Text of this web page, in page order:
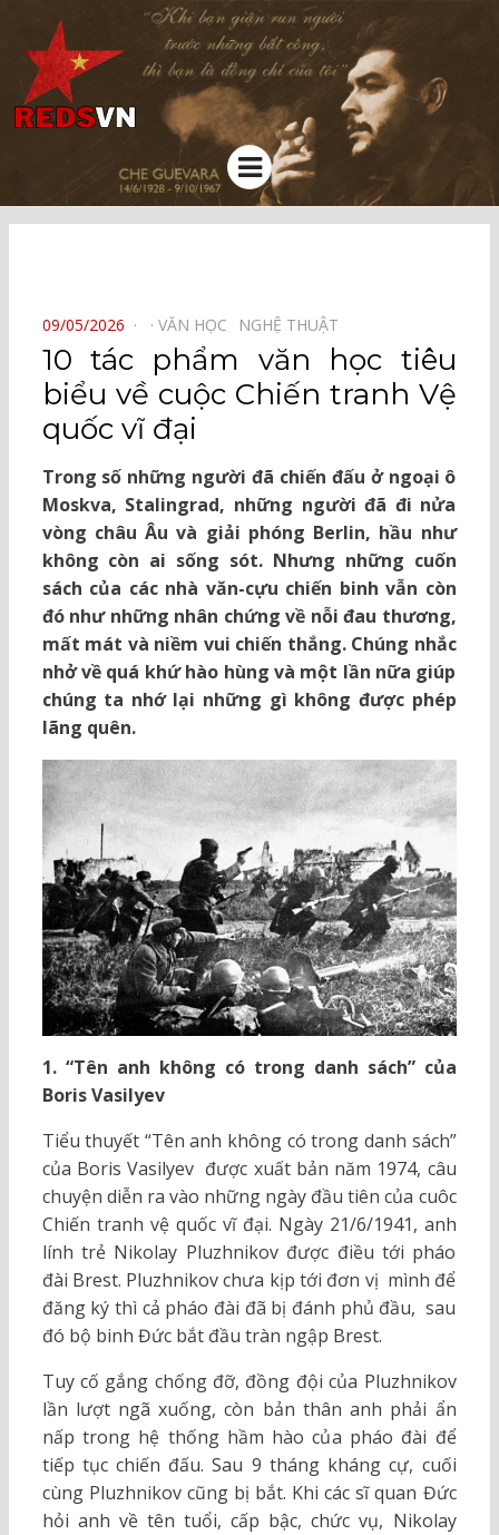
Kênh chia sẻ tri thức cộng đồng
Menu
POSTED
ON
09/05/2026 VĂN HỌC⠀ NGHỆ THUẬT⠀
10 tác phẩm văn học tiêu
biểu về cuộc Chiến tranh Vệ
quốc vĩ đại
Trong số những người đã chiến đấu ở ngoại ô
Moskva, Stalingrad, những người đã đi nửa
vòng châu Âu và giải phóng Berlin, hầu như
không còn ai sống sót. Nhưng những cuốn
sách của các nhà văn-cựu chiến binh vẫn còn
đó như những nhân chứng về nỗi đau thương,
mất mát và niềm vui chiến thắng. Chúng nhắc
nhở về quá khứ hào hùng và một lần nữa giúp
chúng ta nhớ lại những gì không được phép
lãng quên.
1. “Tên anh không có trong danh sách” của
Boris Vasilyev
Tiểu thuyết “Tên anh không có trong danh sách”
của Boris Vasilyev được xuất bản năm 1974, câu
chuyện diễn ra vào những ngày đầu tiên của cuôc
Chiến tranh vệ quốc vĩ đại. Ngày 21/6/1941, anh
lính trẻ Nikolay Pluzhnikov được điều tới pháo
đài Brest. Pluzhnikov chưa kịp tới đơn vị mình để
đăng ký thì cả pháo đài đã bị đánh phủ đầu, sau
đó bộ binh Đức bắt đầu tràn ngập Brest.
Tuy cố gắng chống đỡ, đồng đội của Pluzhnikov
lần lượt ngã xuống, còn bản thân anh phải ẩn
nấp trong hệ thống hầm hào của pháo đài để
tiếp tục chiến đấu. Sau 9 tháng kháng cự, cuối
cùng Pluzhnikov cũng bị bắt. Khi các sĩ quan Đức
hỏi anh về tên tuổi, cấp bậc, chức vụ, Nikolay